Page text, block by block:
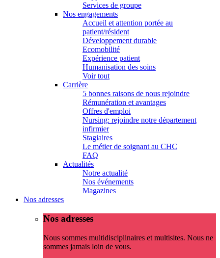
Services de groupe
Nos engagements
Accueil et attention portée au
patient/résident
Développement durable
Ecomobilité
Expérience patient
Humanisation des soins
Voir tout
Carrière
5 bonnes raisons de nous rejoindre
Rémunération et avantages
Offres d'emploi
Nursing: rejoindre notre département
infirmier
Stagiaires
Le métier de soignant au CHC
FAQ
Actualités
Notre actualité
Nos événements
Magazines
Nos adresses
Nos adresses
Nous sommes multidisciplinaires et multisites. Nous ne
sommes jamais loin de vous.